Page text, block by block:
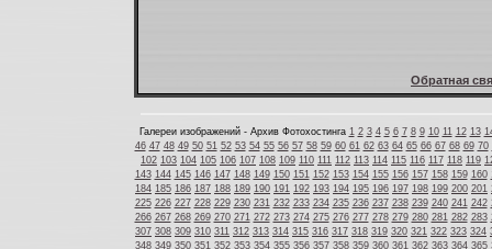
Обратная
Галереи изображений - Архив Фотохостинга 1 2 3 4 5 6 7 8 9 10 11 12 13
46 47 48 49 50 51 52 53 54 55 56 57 58 59 60 61 62 63 64 65 66 67 68 69 70
102 103 104 105 106 107 108 109 110 111 112 113 114 115 116 117 118 119
143 144 145 146 147 148 149 150 151 152 153 154 155 156 157 158 159 160
184 185 186 187 188 189 190 191 192 193 194 195 196 197 198 199 200 201
225 226 227 228 229 230 231 232 233 234 235 236 237 238 239 240 241 242
266 267 268 269 270 271 272 273 274 275 276 277 278 279 280 281 282 283
307 308 309 310 311 312 313 314 315 316 317 318 319 320 321 322 323 324
348 349 350 351 352 353 354 355 356 357 358 359 360 361 362 363 364 365